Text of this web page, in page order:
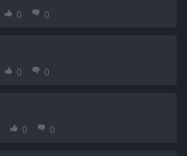
0 0
0 0
0 0